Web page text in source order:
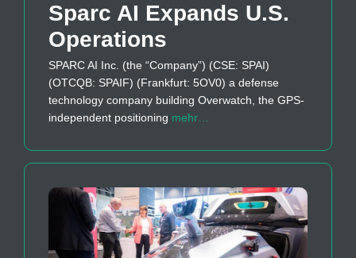
Sparc AI Expands U.S.
Operations
SPARC AI Inc. (the “Company”) (CSE: SPAI)
(OTCQB: SPAIF) (Frankfurt: 5OV0) a defense
technology company building Overwatch, the GPS-
independent positioning mehr…